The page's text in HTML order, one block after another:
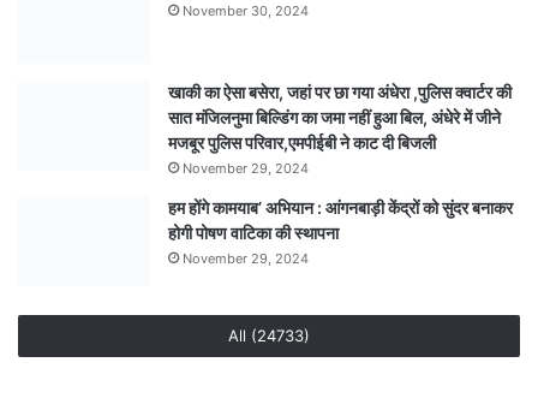
November 30, 2024
खाकी का ऐसा बसेरा, जहां पर छा गया अंधेरा ,पुलिस क्वार्टर की
सात मंजिलनुमा बिल्डिंग का जमा नहीं हुआ बिल, अंधेरे में जीने
मजबूर पुलिस परिवार,एमपीईबी ने काट दी बिजली
November 29, 2024
हम होंगे कामयाब’ अभियान : आंगनबाड़ी केंद्रों को सुंदर बनाकर
होगी पोषण वाटिका की स्थापना
November 29, 2024
All (24733)